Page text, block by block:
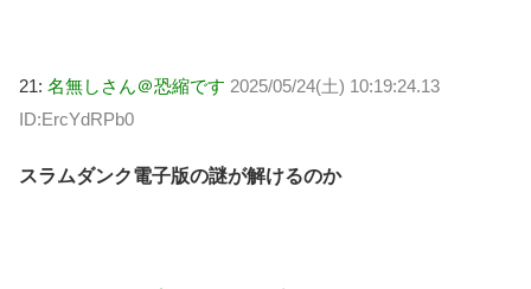
21: 名無しさん＠恐縮です 2025/05/24(土) 10:19:24.13
ID:ErcYdRPb0
スラムダンク電子版の謎が解けるのか